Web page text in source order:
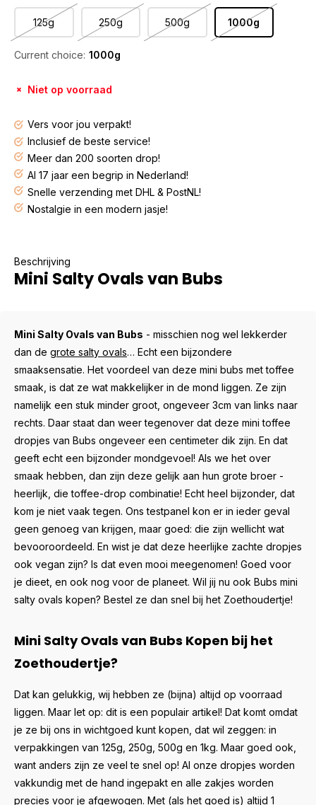
125g 250g 500g 1000g
Current choice: 1000g
Niet op voorraad
Vers voor jou verpakt!
Inclusief de beste service!
Meer dan 200 soorten drop!
Al 17 jaar een begrip in Nederland!
Snelle verzending met DHL & PostNL!
Nostalgie in een modern jasje!
Beschrijving
Mini Salty Ovals van Bubs
Mini Salty Ovals van Bubs - misschien nog wel lekkerder
dan de grote salty ovals… Echt een bijzondere
smaaksensatie. Het voordeel van deze mini bubs met toffee
smaak, is dat ze wat makkelijker in de mond liggen. Ze zijn
namelijk een stuk minder groot, ongeveer 3cm van links naar
rechts. Daar staat dan weer tegenover dat deze mini toffee
dropjes van Bubs ongeveer een centimeter dik zijn. En dat
geeft echt een bijzonder mondgevoel! Als we het over
smaak hebben, dan zijn deze gelijk aan hun grote broer -
heerlijk, die toffee-drop combinatie! Echt heel bijzonder, dat
kom je niet vaak tegen. Ons testpanel kon er in ieder geval
geen genoeg van krijgen, maar goed: die zijn wellicht wat
bevooroordeeld. En wist je dat deze heerlijke zachte dropjes
ook vegan zijn? Is dat even mooi meegenomen! Goed voor
je dieet, en ook nog voor de planeet. Wil jij nu ook Bubs mini
salty ovals kopen? Bestel ze dan snel bij het Zoethoudertje!
Mini Salty Ovals van Bubs Kopen bij het
Zoethoudertje?
Dat kan gelukkig, wij hebben ze (bijna) altijd op voorraad
liggen. Maar let op: dit is een populair artikel! Dat komt omdat
je ze bij ons in wichtgoed kunt kopen, dat wil zeggen: in
verpakkingen van 125g, 250g, 500g en 1kg. Maar goed ook,
want anders zijn ze veel te snel op! Al onze dropjes worden
vakkundig met de hand ingepakt en alle zakjes worden
precies voor je afgewogen. Met (als het goed is) altijd 1